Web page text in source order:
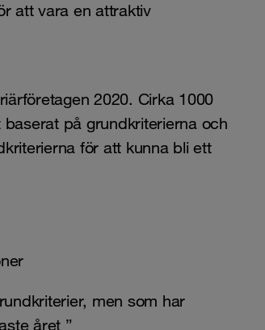
att vara en attraktiv
2020. Cirka 1000
på grundkriterierna och
för att kunna bli ett
men som har
året ”